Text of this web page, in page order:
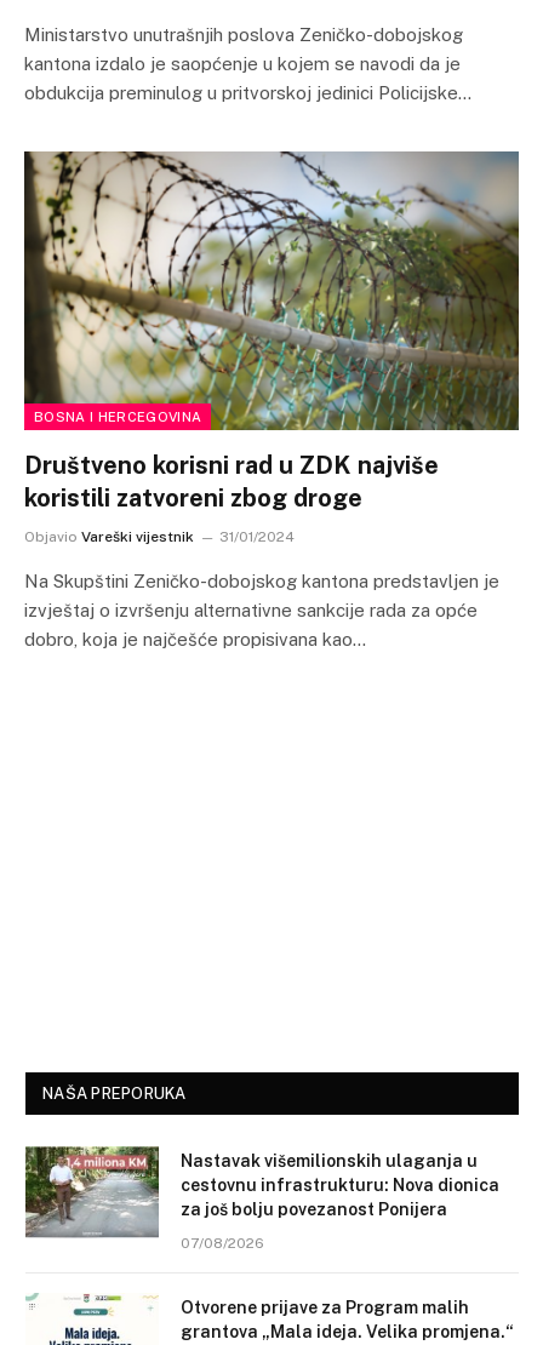
Ministarstvo unutrašnjih poslova Zeničko-dobojskog
kantona izdalo je saopćenje u kojem se navodi da je
obdukcija preminulog u pritvorskoj jedinici Policijske…
BOSNA I HERCEGOVINA
Društveno korisni rad u ZDK najviše
koristili zatvoreni zbog droge
Objavio Vareški vijestnik 31/01/2024
Na Skupštini Zeničko-dobojskog kantona predstavljen je
izvještaj o izvršenju alternativne sankcije rada za opće
dobro, koja je najčešće propisivana kao…
NAŠA PREPORUKA
Nastavak višemilionskih ulaganja u
cestovnu infrastrukturu: Nova dionica
za još bolju povezanost Ponijera
07/08/2026
Otvorene prijave za Program malih
grantova „Mala ideja. Velika promjena.“